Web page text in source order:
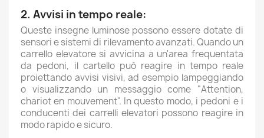
2. Avvisi in tempo reale:
Queste insegne luminose possono essere dotate di
sensori e sistemi di rilevamento avanzati. Quando un
carrello elevatore si avvicina a un'area frequentata
da pedoni, il cartello può reagire in tempo reale
proiettando avvisi visivi, ad esempio lampeggiando
o visualizzando un messaggio come "Attention,
chariot en mouvement". In questo modo, i pedoni e i
conducenti dei carrelli elevatori possono reagire in
modo rapido e sicuro.